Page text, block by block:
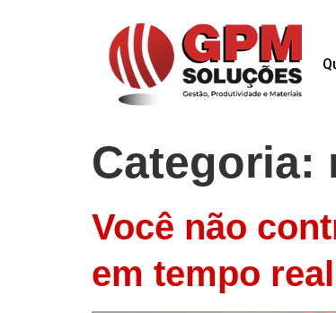
Categoria:
Você não
em tempo